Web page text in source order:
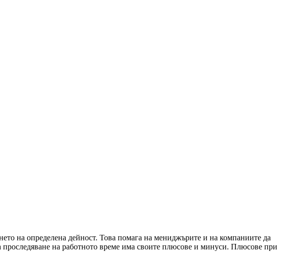
на определена дейност. Това помага на мениджърите и на компаниите да
проследяване на работното време има своите плюсове и минуси. Плюсове при